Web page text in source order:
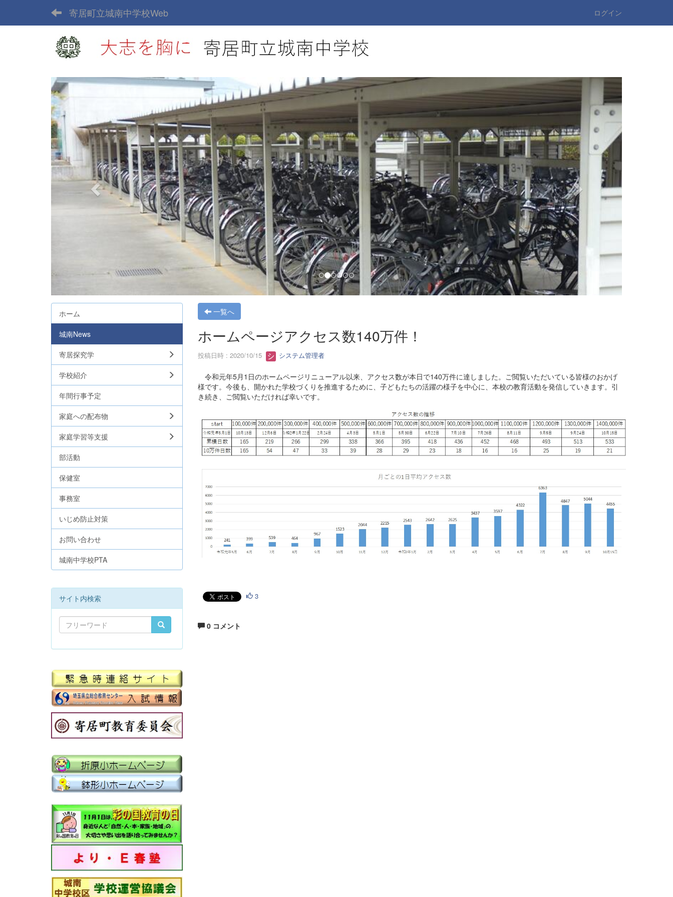
寄居町立城南中学校Web ログイン
p
v
i
o
u
s
n
e
x
t
一覧へ
ホームページアクセス数140万件！
投稿日時 : 2020/10/15 システム管理者
令和元年5月1日のホームページリニューアル以来、アクセス数が本日で140万件に達しました。ご閲覧いただいている皆様のおかげ
様です。今後も、開かれた学校づくりを推進するために、子どもたちの活躍の様子を中心に、本校の教育活動を発信していきます。引
き続き、ご閲覧いただければ幸いです。
3
0 コメント
ホーム
城南News
寄居探究学
学校紹介
年間行事予定
家庭への配布物
家庭学習等支援
部活動
保健室
事務室
いじめ防止対策
お問い合わせ
城南中学校PTA
サイト内検索